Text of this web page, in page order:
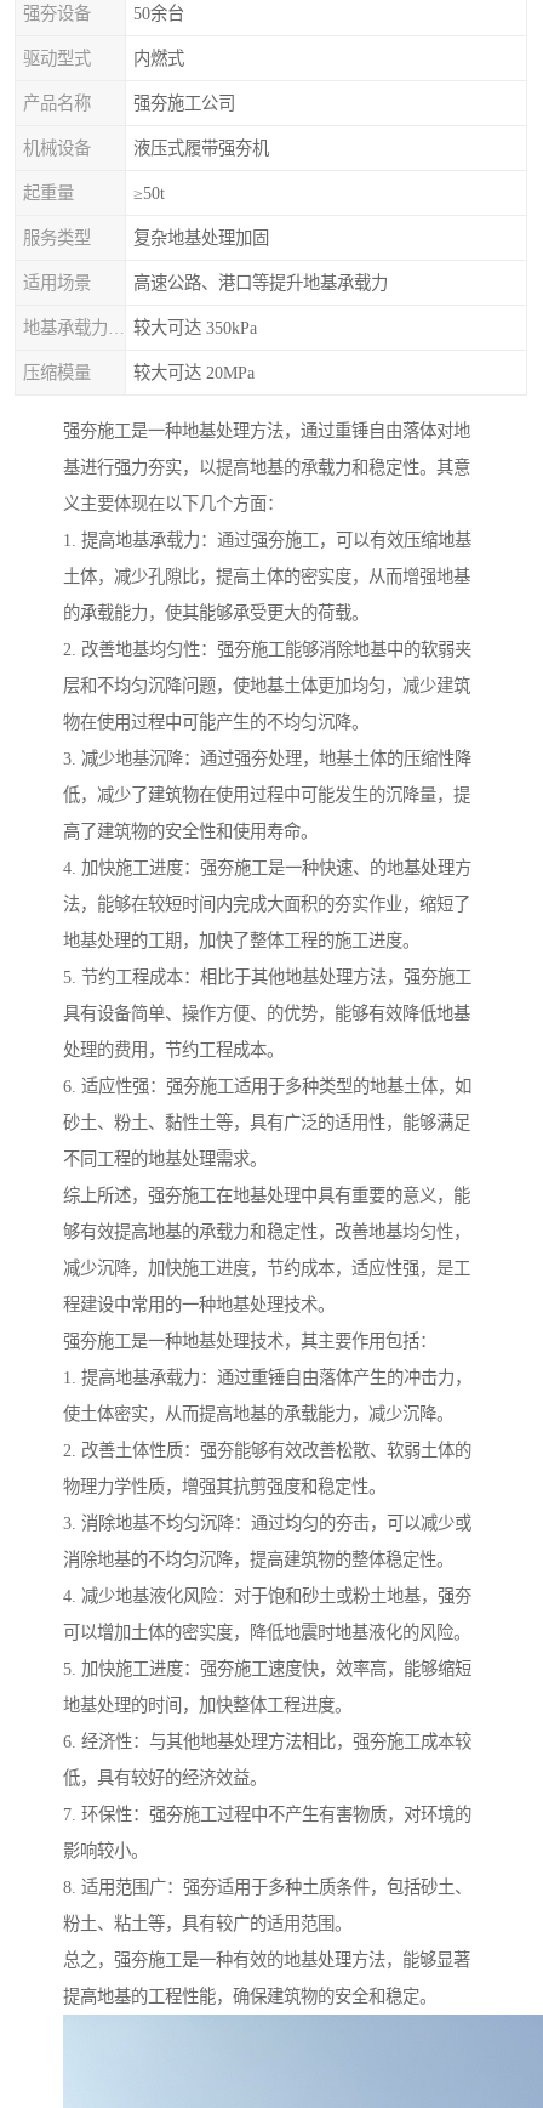
强夯设备 50余台
驱动型式 内燃式
产品名称 强夯施工公司
机械设备 液压式履带强夯机
起重量 ≥50t
服务类型 复杂地基处理加固
适用场景 高速公路、港口等提升地基承载力
较大可达 350kPa
压缩模量 较大可达 20MPa
强夯施工是一种地基处理方法，通过重锤自由落体对地
基进行强力夯实，以提高地基的承载力和稳定性。其意
义主要体现在以下几个方面：
1. 提高地基承载力：通过强夯施工，可以有效压缩地基
土体，减少孔隙比，提高土体的密实度，从而增强地基
的承载能力，使其能够承受更大的荷载。
2. 改善地基均匀性：强夯施工能够消除地基中的软弱夹
层和不均匀沉降问题，使地基土体更加均匀，减少建筑
物在使用过程中可能产生的不均匀沉降。
3. 减少地基沉降：通过强夯处理，地基土体的压缩性降
低，减少了建筑物在使用过程中可能发生的沉降量，提
高了建筑物的安全性和使用寿命。
4. 加快施工进度：强夯施工是一种快速、的地基处理方
法，能够在较短时间内完成大面积的夯实作业，缩短了
地基处理的工期，加快了整体工程的施工进度。
5. 节约工程成本：相比于其他地基处理方法，强夯施工
具有设备简单、操作方便、的优势，能够有效降低地基
处理的费用，节约工程成本。
6. 适应性强：强夯施工适用于多种类型的地基土体，如
砂土、粉土、黏性土等，具有广泛的适用性，能够满足
不同工程的地基处理需求。
综上所述，强夯施工在地基处理中具有重要的意义，能
够有效提高地基的承载力和稳定性，改善地基均匀性，
减少沉降，加快施工进度，节约成本，适应性强，是工
程建设中常用的一种地基处理技术。
强夯施工是一种地基处理技术，其主要作用包括：
1. 提高地基承载力：通过重锤自由落体产生的冲击力，
使土体密实，从而提高地基的承载能力，减少沉降。
2. 改善土体性质：强夯能够有效改善松散、软弱土体的
物理力学性质，增强其抗剪强度和稳定性。
3. 消除地基不均匀沉降：通过均匀的夯击，可以减少或
消除地基的不均匀沉降，提高建筑物的整体稳定性。
4. 减少地基液化风险：对于饱和砂土或粉土地基，强夯
可以增加土体的密实度，降低地震时地基液化的风险。
5. 加快施工进度：强夯施工速度快，效率高，能够缩短
地基处理的时间，加快整体工程进度。
6. 经济性：与其他地基处理方法相比，强夯施工成本较
低，具有较好的经济效益。
7. 环保性：强夯施工过程中不产生有害物质，对环境的
影响较小。
8. 适用范围广：强夯适用于多种土质条件，包括砂土、
粉土、粘土等，具有较广的适用范围。
总之，强夯施工是一种有效的地基处理方法，能够显著
提高地基的工程性能，确保建筑物的安全和稳定。